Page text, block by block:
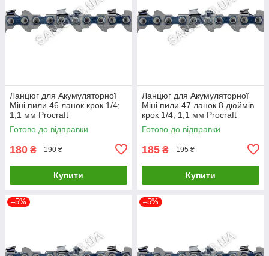
Ланцюг для Акумуляторної
Міні пили 46 ланок крок 1/4;
1,1 мм Procraft
Готово до відправки
180 ₴ 190 ₴
Купити
Ланцюг для Акумуляторної
Міні пили 47 ланок 8 дюймів
крок 1/4; 1,1 мм Procraft
Готово до відправки
185 ₴ 195 ₴
Купити
–5% –5%